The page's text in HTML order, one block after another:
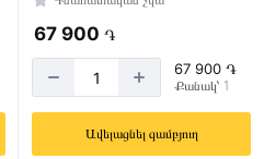
67 900 ֏
67 900 ֏
Քանակ՝ 1
Ավելացնել զամբյուղ